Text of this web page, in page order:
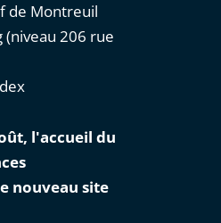
de Montreuil
(niveau 206 rue
l'accueil du
nouveau site